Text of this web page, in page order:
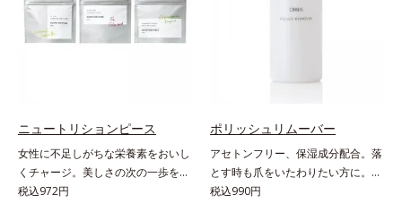
アルロン酸ナトリウムとうるおい吸
着成分(*2)配合で、保湿成分が肌に
ぴたっと密着。洗い流した後も必要
メが細かい泡はやさしい肌あた
タイムに癒しのひとときをもたらし
ます。*1 ラウロイルシルクアミノ
酸K*2 異性化糖
繊細なパールが角度によって瞬き、
ニュートリションピース
女性に不足しがちな栄養素をおいし
くチャージ。美しさの次の一歩を引
き出すタブレット。現代女性に不足
税込972円
ポリッシュリムーバー
アセトンフリー、保湿成分配合。落
とす時も爪をいたわりたい方に。爪
へのやさしさを考えたネイルリムー
税込990円